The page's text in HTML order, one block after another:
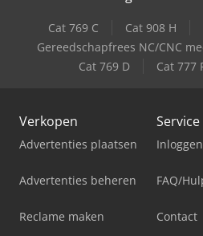
Cat 769 C Cat 908 H
Gereedschapfrees NC/CNC
Cat 769 D
Cat 777
Verkopen
Advertenties plaatsen
Advertenties beheren
Reclame maken
Inloggen
FAQ/
Contact